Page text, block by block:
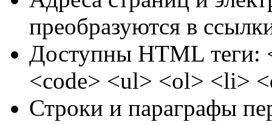
преобразуются в
Доступны HTML теги:
<code> <ul> <ol> <li>
Строки и параграфы